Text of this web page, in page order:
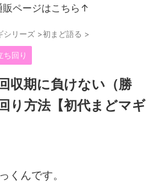
ページはこちら↑
シリーズ >初まど語る >
ち回り
収期に負けない（勝
り方法【初代まどマギ
くんです。